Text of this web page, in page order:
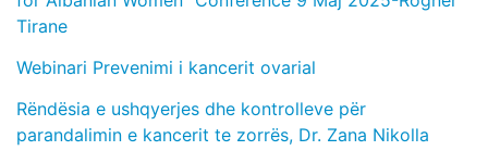
Tirane
Webinari Prevenimi i kancerit ovarial
Rëndësia e ushqyerjes dhe kontrolleve për
parandalimin e kancerit te zorrës, Dr. Zana Nikolla